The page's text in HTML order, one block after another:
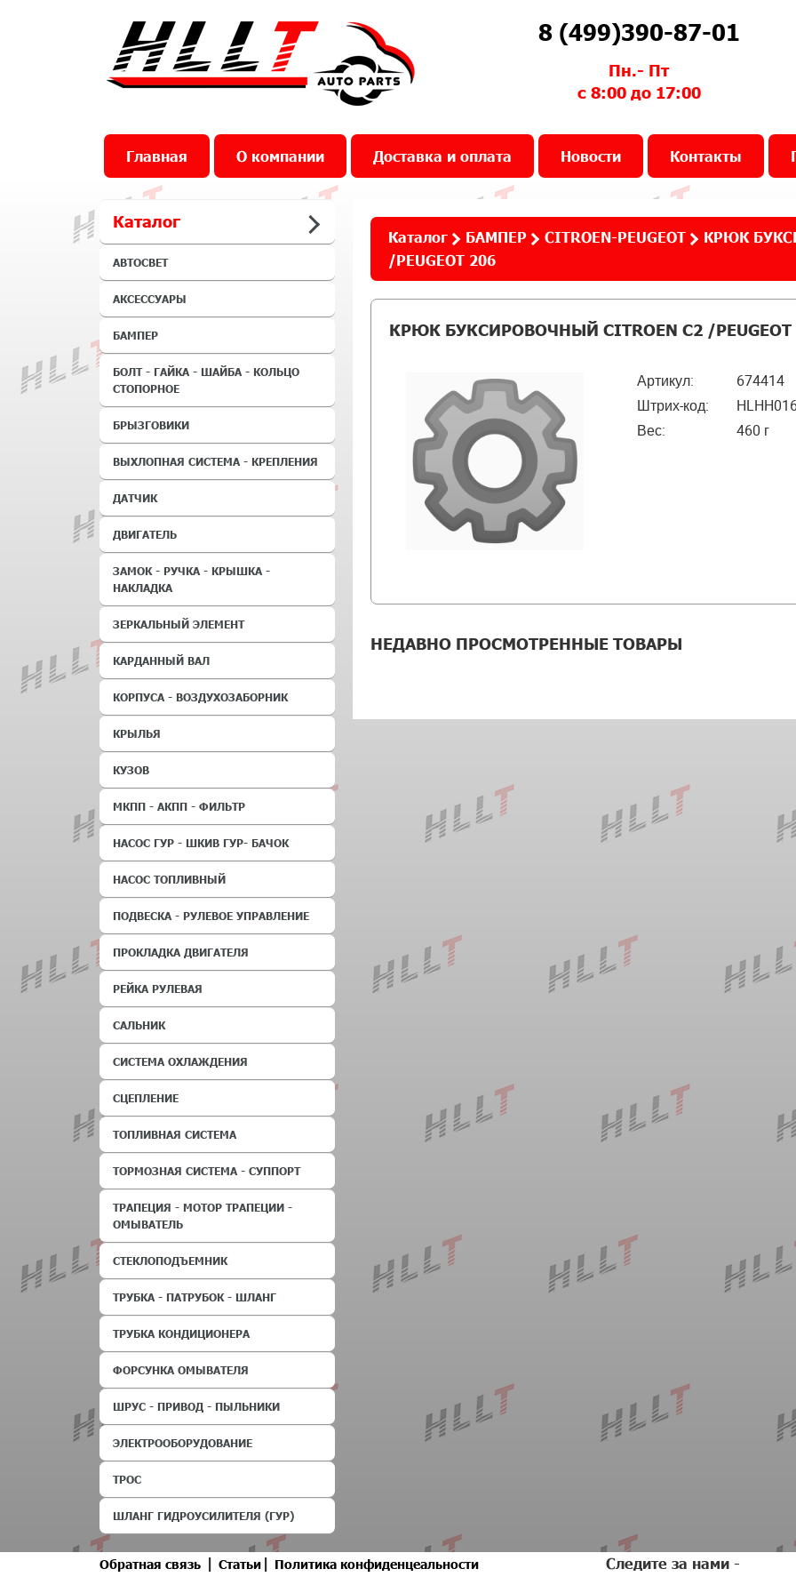
8 (499)390-87-01
Пн.- Пт
с 8:00 до 17:00
Главная О компании Доставка и оплата Новости Контакты
Каталог
АВТОСВЕТ
АКСЕССУАРЫ
БАМПЕР
БОЛТ - ГАЙКА - ШАЙБА - КОЛЬЦО
СТОПОРНОЕ
БРЫЗГОВИКИ
ВЫХЛОПНАЯ СИСТЕМА - КРЕПЛЕНИЯ
ДАТЧИК
ДВИГАТЕЛЬ
ЗАМОК - РУЧКА - КРЫШКА -
НАКЛАДКА
ЗЕРКАЛЬНЫЙ ЭЛЕМЕНТ
КАРДАННЫЙ ВАЛ
КОРПУСА - ВОЗДУХОЗАБОРНИК
КРЫЛЬЯ
КУЗОВ
МКПП - АКПП - ФИЛЬТР
НАСОС ГУР - ШКИВ ГУР- БАЧОК
НАСОС ТОПЛИВНЫЙ
ПОДВЕСКА - РУЛЕВОЕ УПРАВЛЕНИЕ
ПРОКЛАДКА ДВИГАТЕЛЯ
РЕЙКА РУЛЕВАЯ
САЛЬНИК
СИСТЕМА ОХЛАЖДЕНИЯ
СЦЕПЛЕНИЕ
ТОПЛИВНАЯ СИСТЕМА
ТОРМОЗНАЯ СИСТЕМА - СУППОРТ
ТРАПЕЦИЯ - МОТОР ТРАПЕЦИИ -
ОМЫВАТЕЛЬ
СТЕКЛОПОДЪЕМНИК
ТРУБКА - ПАТРУБОК - ШЛАНГ
ТРУБКА КОНДИЦИОНЕРА
ФОРСУНКА ОМЫВАТЕЛЯ
ШРУС - ПРИВОД - ПЫЛЬНИКИ
ЭЛЕКТРООБОРУДОВАНИЕ
ТРОС
ШЛАНГ ГИДРОУСИЛИТЕЛЯ (ГУР)
Каталог БАМПЕР CITROEN-PEUGEOT
КРЮК
/PEUGEOT 206
КРЮК БУКСИРОВОЧНЫЙ CITROEN C2 /PEUGEOT
Артикул:
674414
Штрих-код:
Вес:
460 г
НЕДАВНО ПРОСМОТРЕННЫЕ ТОВАРЫ
Обратная связь | Статьи | Политика конфиденцеальности Следите за нами -